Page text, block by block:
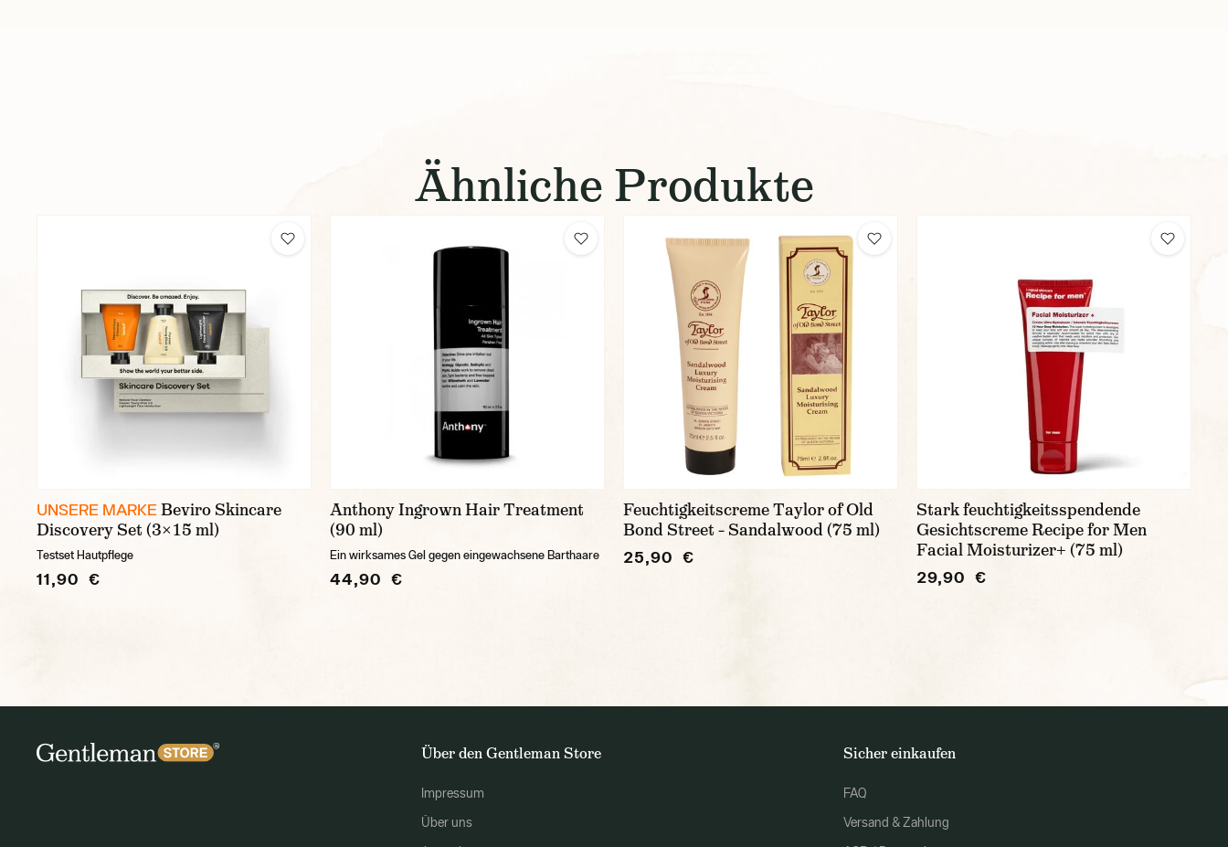
Ähnliche Produkte
UNSERE MARKEBeviro Skincare
Discovery Set (3×15 ml)
Testset Hautpflege
11,90 €
Anthony Ingrown Hair Treatment
(90 ml)
Ein wirksames Gel gegen eingewachsene Barthaare
44,90 €
Feuchtigkeitscreme Taylor of Old
Bond Street – Sandalwood (75 ml)
25,90 €
Stark feuchtigkeitsspendende
Gesichtscreme Recipe for Men
Facial Moisturizer+ (75 ml)
29,90 €
Über den Gentleman Store
Impressum
Über uns
Sicher einkaufen
FAQ
Versand & Zahlung